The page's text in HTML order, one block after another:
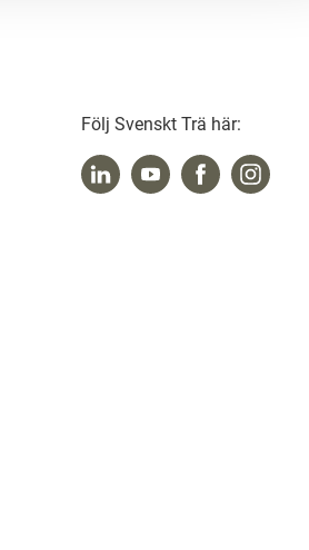
Följ Svenskt Trä här: